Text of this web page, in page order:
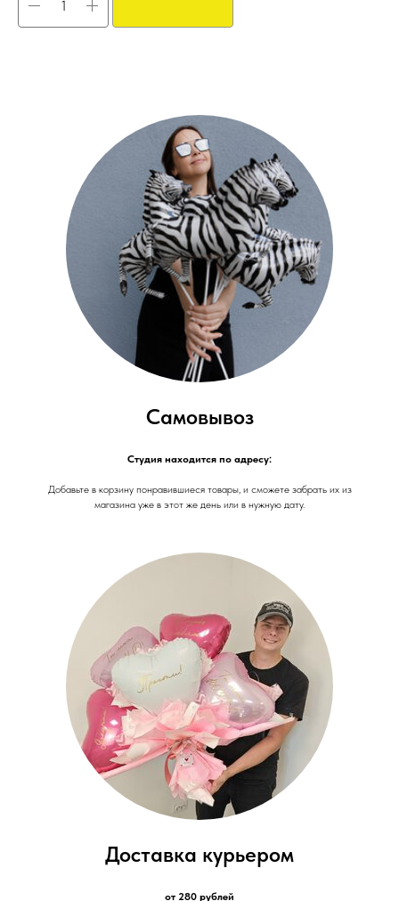
Самовывоз
Студия находится по адресу:
Добавьте в корзину понравившиеся товары, и сможете забрать их из
магазина уже в этот же день или в нужную дату.
Доставка курьером
от 280 рублей